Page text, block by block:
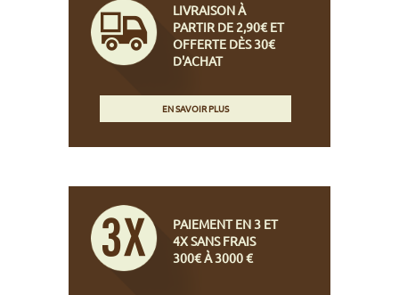
LIVRAISON À
PARTIR DE 2,90€ ET
OFFERTE DÈS 30€
D'ACHAT
EN SAVOIR PLUS
PAIEMENT EN 3 ET
4X SANS FRAIS
300€ À 3000 €